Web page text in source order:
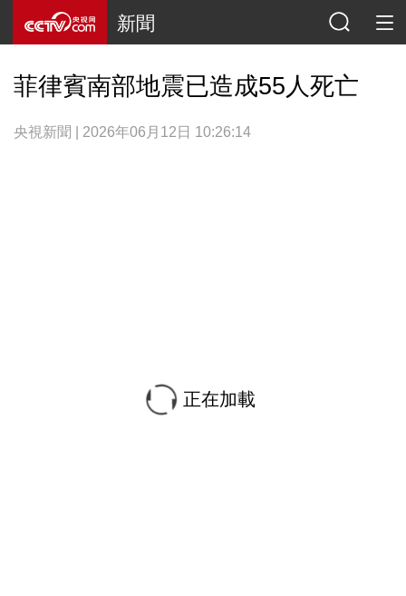
新聞
菲律賓南部地震已造成55人死亡
央視新聞 | 2026年06月12日 10:26:14
正在加載